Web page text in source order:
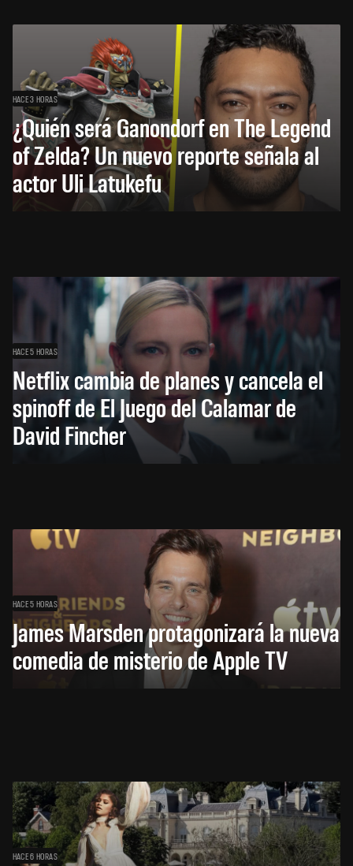
HACE 3 HORAS
¿Quién será Ganondorf en The Legend
of Zelda? Un nuevo reporte señala al
actor Uli Latukefu
HACE 5 HORAS
Netflix cambia de planes y cancela el
spinoff de El Juego del Calamar de
David Fincher
HACE 5 HORAS
James Marsden protagonizará la nueva
comedia de misterio de Apple TV
HACE 6 HORAS